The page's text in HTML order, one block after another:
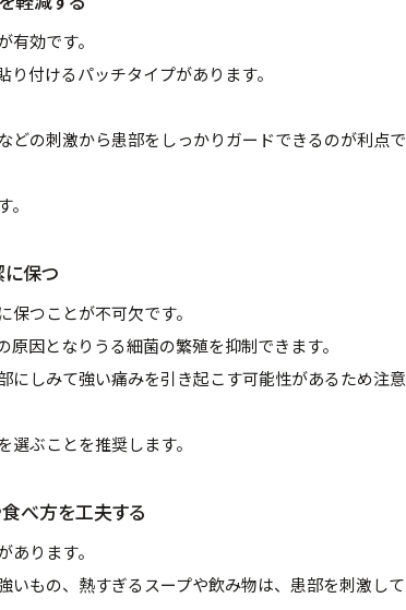
効です。
付けるパッチタイプがあります。
の刺激から患部をしっかりガードできるのが利点で
保つ
つことが不可欠です。
因となりうる細菌の繁殖を抑制できます。
しみて強い痛みを引き起こす可能性があるため注意
ぶことを推奨します。
べ方を工夫する
ります。
もの、熱すぎるスープや飲み物は、患部を刺激して